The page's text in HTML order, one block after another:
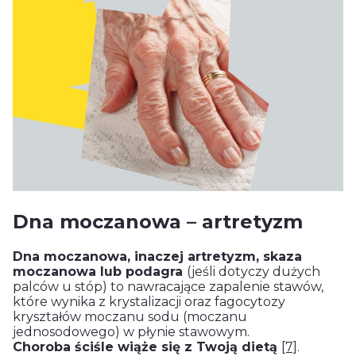
Dna moczanowa – artretyzm
Dna moczanowa, inaczej artretyzm, skaza
moczanowa lub podagra (jeśli dotyczy dużych
palców u stóp) to nawracające zapalenie stawów,
które wynika z krystalizacji oraz fagocytozy
kryształów moczanu sodu (moczanu
jednosodowego) w płynie stawowym.
Choroba ściśle wiąże się z Twoją dietą [7] .